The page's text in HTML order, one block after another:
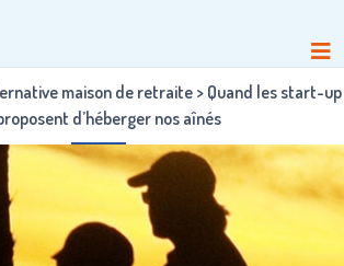
maison de retraite> Quand les start-up
d’héberger nos aînés